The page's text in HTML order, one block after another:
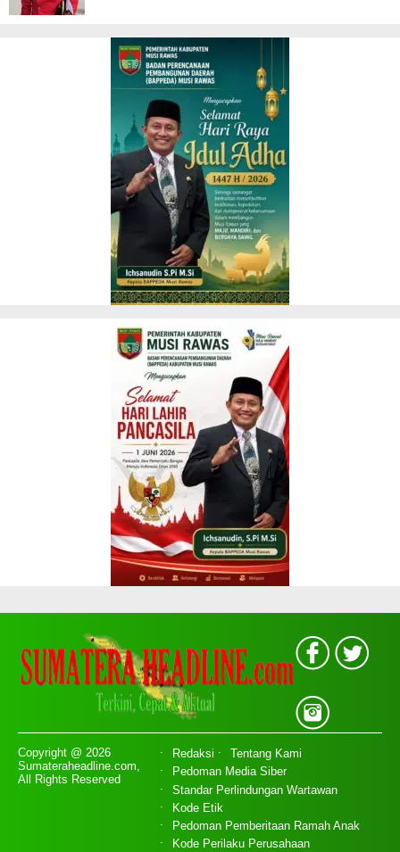
Copyright @ 2026
Sumateraheadline.com,
All Rights Reserved
Redaksi
Tentang Kami
Pedoman Media Siber
Standar Perlindungan Wartawan
Kode Etik
Pedoman Pemberitaan Ramah Anak
Kode Perilaku Perusahaan